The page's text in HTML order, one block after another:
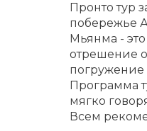
Пронто тур
побережье
Мьянма -
отрешение
погружение
Программа
мягко
Всем